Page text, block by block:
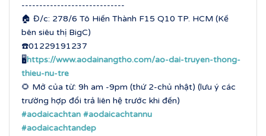
-----------------------------
🏠 Đ/c: 278/6 Tô Hiến Thành F15 Q10 TP. HCM (Kế
bên siêu thị BigC)
☎️01229191237
🖥https://www.aodainangtho.com/ao-dai-truyen-thong-
thieu-nu-tre
🌻 Mở của từ: 9h am -9pm (thứ 2-chủ nhật) (lưu ý các
trường hợp đổi trả liên hệ trước khi đến)
#aodaicachtan #aodaicachtannu
#aodaicachtandep